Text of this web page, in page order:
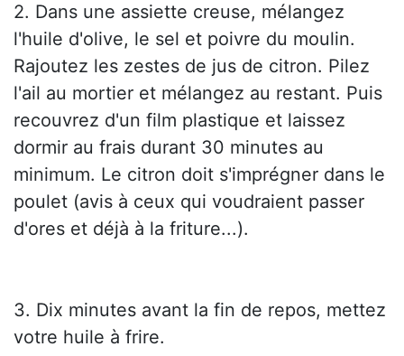
2. Dans une assiette creuse, mélangez
l'huile d'olive, le sel et poivre du moulin.
Rajoutez les zestes de jus de citron. Pilez
l'ail au mortier et mélangez au restant. Puis
recouvrez d'un film plastique et laissez
dormir au frais durant 30 minutes au
minimum. Le citron doit s'imprégner dans le
poulet (avis à ceux qui voudraient passer
d'ores et déjà à la friture...).
3. Dix minutes avant la fin de repos, mettez
votre huile à frire.